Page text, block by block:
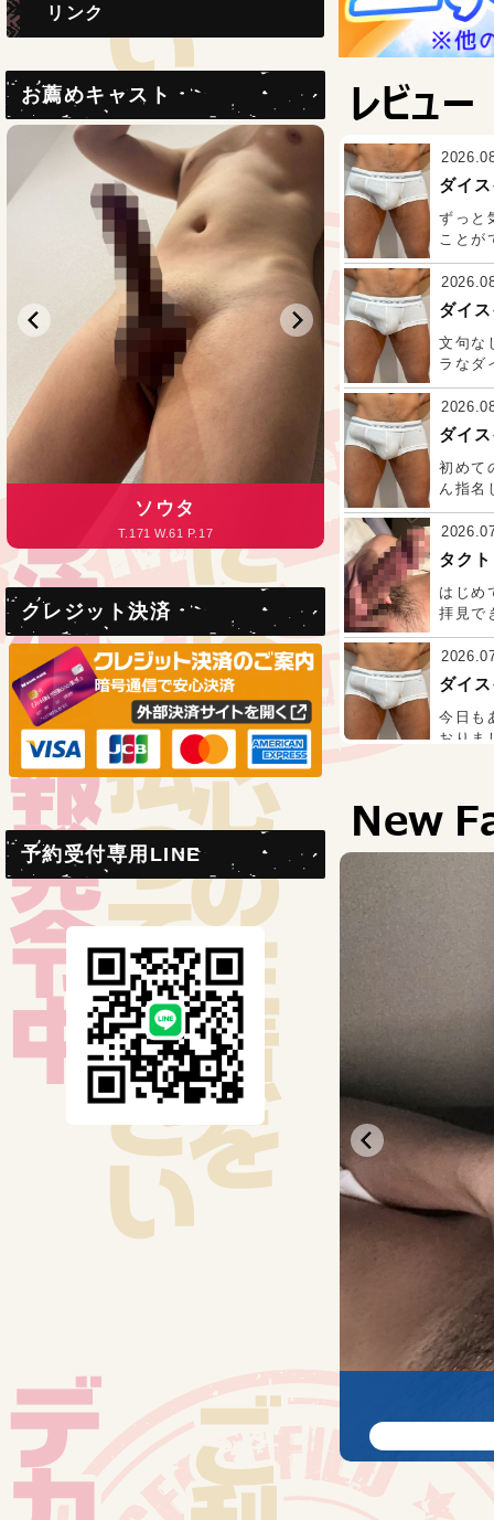
レビュー
ダイ
ずっと
ことが
上がっ
超イケ
とな
ょ。
でした
ダイ
文句な
ラなダ
楽しみ
し、デ
全然
で、よ
ダイ
初めて
ん指名
とした
も、
さす
た！
タクト
はじめ
拝見で
ったで
んで
癒さ
ダイ
今日も
おりま
ィニッ
に気
タクト
今回
が、感
良す
で色
しくお
エイト
地方か
た。
ました
タクト
今回も
えてく
びポイ
興奮してま
New
コウセイ
5.17入店
リンク
お薦めキャスト
ソウタ
T.171 W.61 P.17
エ
T.175
クレジット決済
予約受付専用LINE